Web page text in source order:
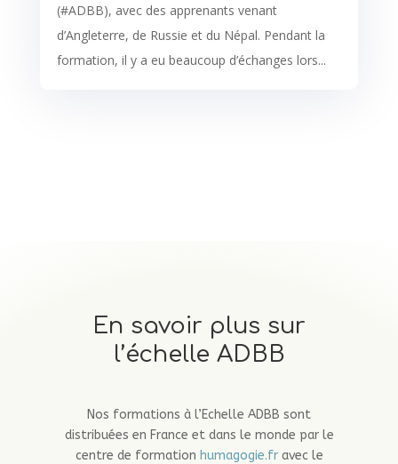
(#ADBB), avec des apprenants venant
d’Angleterre, de Russie et du Népal. Pendant la
formation, il y a eu beaucoup d’échanges lors...
En savoir plus sur
l’échelle ADBB
Nos formations à l’Echelle ADBB sont
distribuées en France et dans le monde par le
centre de formation humagogie.fravec le